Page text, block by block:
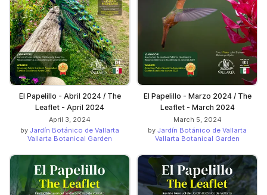
El Papelillo - Abril 2024 / The
Leaflet - April 2024
April 3, 2024
by Jardín Botánico de Vallarta
Vallarta Botanical Garden
El Papelillo - Marzo 2024 / The
Leaflet - March 2024
March 5, 2024
by Jardín Botánico de Vallarta
Vallarta Botanical Garden